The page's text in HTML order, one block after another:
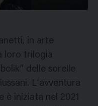
in arte
loro trilogia
delle sorelle
L’avventura
è iniziata nel 2021